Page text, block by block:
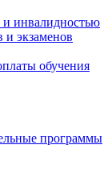
инвалидностью
и экзаменов
обучения
программы